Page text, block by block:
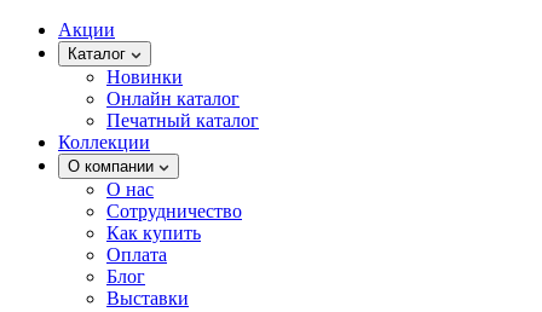
Акции
Каталог
Новинки
Онлайн каталог
Печатный каталог
Коллекции
О компании
О нас
Сотрудничество
Как купить
Оплата
Блог
Выставки